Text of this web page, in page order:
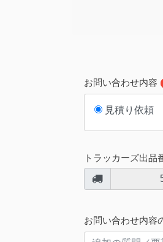
お問い合わせ内容
見積り依頼
トラッカーズ出品
お問い合わせ内容